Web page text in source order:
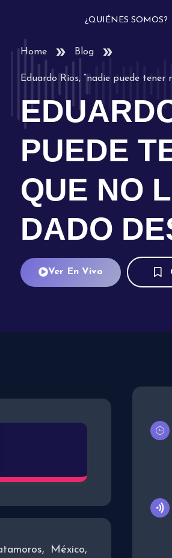
¿QUIÉNES SOMOS?
Home Blog
Eduardo Ríos, “nadie puede
PUEDE
QUE NO
DADO
Ver En Vivo
México,